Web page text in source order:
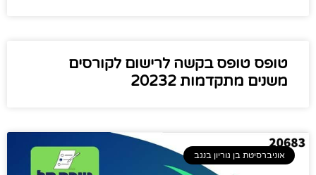
טופס ​​​​​​​​​​​​​טופס בקשה לרישום לקורסים
משנים מתקדמות 20232
אוניברסיטת בן גוריון בנגב